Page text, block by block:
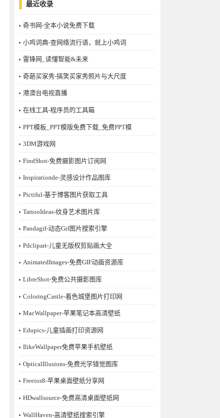
最近收录
奇书网-全本小说免费下载
小鸡词典-查网络流行语，就上小鸡词
雷锋网_读懂智能&未来
奇葩买家秀-搞笑买家秀照片与大尺度
港澳台电视直播
在线工具-程序员的工具箱
PPT模板_PPT模版免费下载_免费PPT模
3DM游戏网
FindShot-免费摄影图片订阅网
Inspirationde-灵感设计作品图库
Pictiful-基于博客图片获取工具
TattooIdeas-纹身艺术图片库
Pandagif-动态Gif图片搜索引擎
Pdclipart-儿童无版权剪贴画大全
AnimatedImages-免费GIF动画资源库
LibreShot-免费公共摄影图库
ColoringCastle-着色城堡图片打印网
MacWallpaper-苹果笔记本高清壁纸
Edupics-儿童插画打印资源网
IlikeWallpaper免费苹果手机壁纸
OpticalIllusions-免费光学错觉图库
Freeios8-苹果桌面壁纸分享网
HDwallsource-免费高清桌面壁纸网
WallHaven-高清壁纸搜索引擎